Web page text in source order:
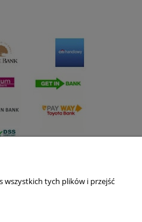
wszystkich tych plików i przejść